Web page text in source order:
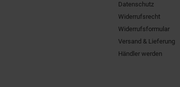
Datenschutz
Widerrufsrecht
Widerrufsformular
Versand & Lieferung
Händler werden